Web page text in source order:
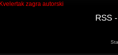
zagra autorski
RSS